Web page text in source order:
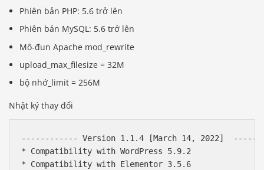
Phiên bản PHP: 5.6 trở lên
Phiên bản MySQL: 5.6 trở lên
Mô-đun Apache mod_rewrite
upload_max_filesize = 32M
bộ nhớ_limit = 256M
Nhật ký thay đổi
------------ Version 1.1.4 [March 14, 2022]
* Compatibility with WordPress 5.9.2
* Compatibility with Elementor 3.5.6